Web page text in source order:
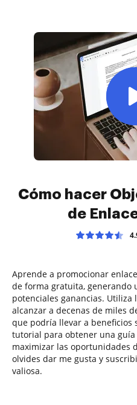
Cómo hacer
de
Aprende a promocionar
de forma gratuita, generando
potenciales ganancias.
alcanzar a decenas de miles
que podría llevar a beneficios
tutorial para obtener una guía
maximizar las oportunidades
olvides dar me gusta y
valiosa.